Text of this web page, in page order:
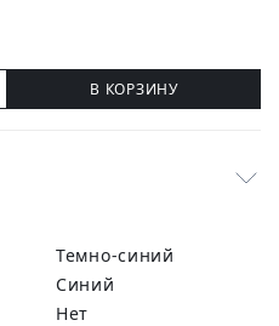
В КОРЗИНУ
Темно-синий
синий
Нет